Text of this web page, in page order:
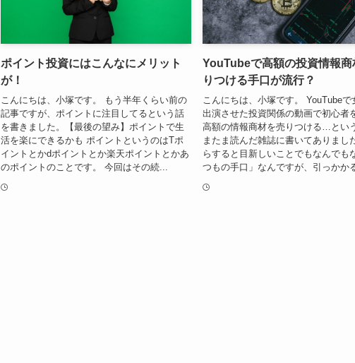
ポイント投資にはこんなにメリット
が！
こんにちは、小塚です。 もう半年くらい前の
記事ですが、ポイントに注目してるという話
を書きました。【最後の望み】ポイントで生
活を楽にできるかも ポイントというのはTポ
イントとかdポイントとか楽天ポイントとかあ
のポイントのことです。 今回はその続...
YouTubeで高額の投資情報商
りつける手口が流行？
こんにちは、小塚です。 YouTubeで
出演させた投資関係の動画で初心者
高額の情報商材を売りつける…とい
またま読んだ雑誌に書いてありまし
らすると目新しいことでもなんでも
つもの手口」なんですが、引っかか